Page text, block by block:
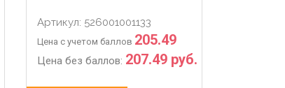
Артикул: 526001001133
Цена с учетом баллов 205.49
Цена без баллов: 207.49 руб.